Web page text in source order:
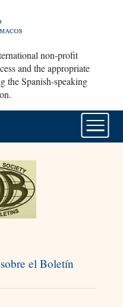
non-profit
and the appropriate
the Spanish-speaking
el Boletín